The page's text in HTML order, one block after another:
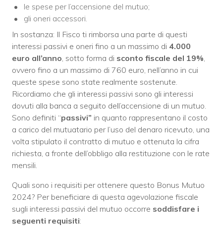
le spese per l’accensione del mutuo;
gli oneri accessori.
In sostanza: Il Fisco ti rimborsa una parte di questi
interessi passivi e oneri fino a un massimo di 4.000
euro all’anno , sotto forma di sconto fiscale del 19%
ovvero fino a un massimo di 760 euro, nell’anno in cui
queste spese sono state realmente sostenute.
Ricordiamo che gli interessi passivi sono gli interessi
dovuti alla banca a seguito dell’accensione di un mutuo.
Sono definiti “passivi” in quanto rappresentano il costo
a carico del mutuatario per l’uso del denaro ricevuto, una
volta stipulato il contratto di mutuo e ottenuta la cifra
richiesta, a fronte dell’obbligo alla restituzione con le rate
mensili.
Quali sono i requisiti per ottenere questo Bonus Mutuo
2024? Per beneficiare di questa agevolazione fiscale
sugli interessi passivi del mutuo occorre soddisfare i
seguenti requisiti: